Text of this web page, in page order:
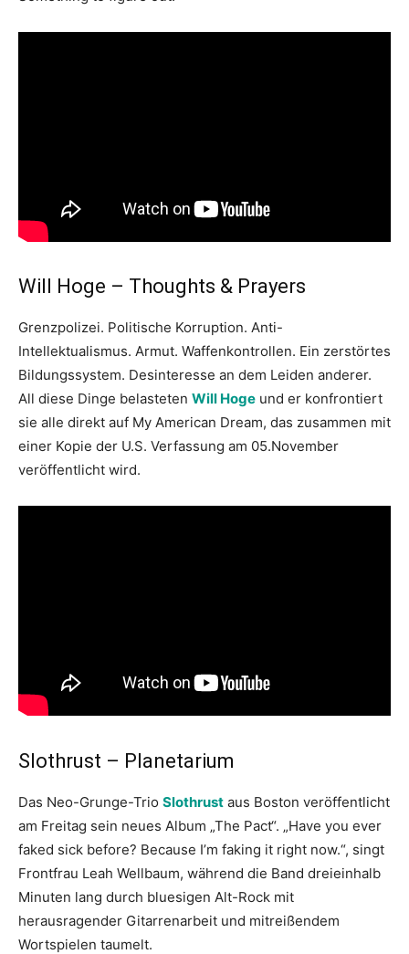
Will Hoge – Thoughts & Prayers
Grenzpolizei. Politische Korruption. Anti-
Intellektualismus. Armut. Waffenkontrollen. Ein zerstörtes
Bildungssystem. Desinteresse an dem Leiden anderer.
All diese Dinge belasteten Will Hoge und er konfrontiert
sie alle direkt auf My American Dream, das zusammen mit
einer Kopie der U.S. Verfassung am 05.November
veröffentlicht wird.
Slothrust – Planetarium
Das Neo-Grunge-Trio Slothrust aus Boston veröffentlicht
am Freitag sein neues Album „The Pact“. „Have you ever
faked sick before? Because I’m faking it right now.“, singt
Frontfrau Leah Wellbaum, während die Band dreieinhalb
Minuten lang durch bluesigen Alt-Rock mit
herausragender Gitarrenarbeit und mitreißendem
Wortspielen taumelt.